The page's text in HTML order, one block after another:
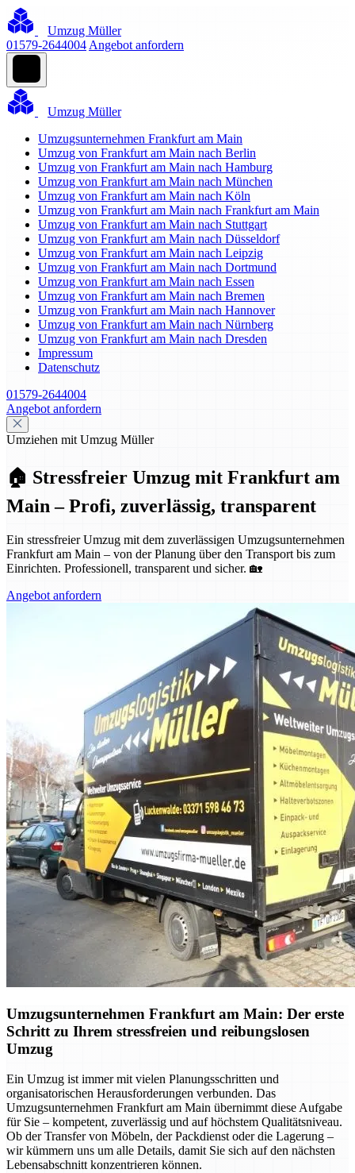
Umzug Müller
01579-2644004 Angebot anfordern
Umzug Müller
Umzugsunternehmen Frankfurt am Main
Umzug von Frankfurt am Main nach Berlin
Umzug von Frankfurt am Main nach Hamburg
Umzug von Frankfurt am Main nach München
Umzug von Frankfurt am Main nach Köln
Umzug von Frankfurt am Main nach Frankfurt am Main
Umzug von Frankfurt am Main nach Stuttgart
Umzug von Frankfurt am Main nach Düsseldorf
Umzug von Frankfurt am Main nach Leipzig
Umzug von Frankfurt am Main nach Dortmund
Umzug von Frankfurt am Main nach Essen
Umzug von Frankfurt am Main nach Bremen
Umzug von Frankfurt am Main nach Hannover
Umzug von Frankfurt am Main nach Nürnberg
Umzug von Frankfurt am Main nach Dresden
Impressum
Datenschutz
01579-2644004
Angebot anfordern
Umziehen mit Umzug Müller
🏠 Stressfreier Umzug mit Frankfurt am
Main – Profi, zuverlässig, transparent
Ein stressfreier Umzug mit dem zuverlässigen Umzugsunternehmen
Frankfurt am Main – von der Planung über den Transport bis zum
Einrichten. Professionell, transparent und sicher. 🏡
Angebot anfordern
Umzugsunternehmen Frankfurt am Main: Der erste
Schritt zu Ihrem stressfreien und reibungslosen
Umzug
Ein Umzug ist immer mit vielen Planungsschritten und
organisatorischen Herausforderungen verbunden. Das
Umzugsunternehmen Frankfurt am Main übernimmt diese Aufgabe
für Sie – kompetent, zuverlässig und auf höchstem Qualitätsniveau.
Ob der Transfer von Möbeln, der Packdienst oder die Lagerung –
wir kümmern uns um alle Details, damit Sie sich auf den nächsten
Lebensabschnitt konzentrieren können.